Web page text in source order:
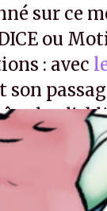
sur ce
ou
: avec
son
plus
victoire